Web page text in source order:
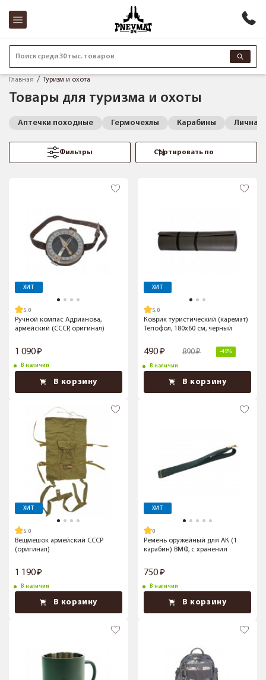
Поиск среди 30 тыс. товаров
Главная Туризм и охота
Товары для туризма и охоты
Аптечки походные Гермочехлы Карабины Личная
Фильтры
ХИТ
5.0
Ручной компас Адрианова,
армейский (СССР, оригинал)
1 090
В наличии
В корзину
ХИТ
5.0
Коврик туристический (каремат)
Тепофол, 180x60 см, черный
490 890 -45%
В наличии
В корзину
ХИТ
5.0
Вещмешок армейский СССР
(оригинал)
1 190
В наличии
В корзину
ХИТ
Ремень оружейный для АК (1
карабин) ВМФ, с хранения
750
В наличии
В корзину